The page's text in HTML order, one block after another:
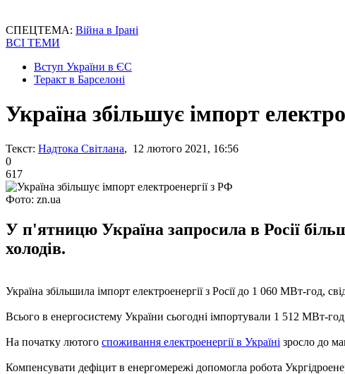
СПЕЦТЕМА: Війна в Ірані
ВСІ ТЕМИ
Вступ України в ЄС
Теракт в Барселоні
Україна збільшує імпорт
Текст: Надтока Світлана, 12 лютого 2021, 16:56
0
617
Фото: zn.ua
У п'ятницю Україна запросила в Росії
холодів.
Україна збільшила імпорт електроенергії з Росії до 1 060 МВт-год,
Всього в енергосистему України сьогодні імпортували 1 512 МВт-
На початку лютого споживання електроенергії в Україні зросло до
Компенсувати дефіцит в енергомережі допомогла робота